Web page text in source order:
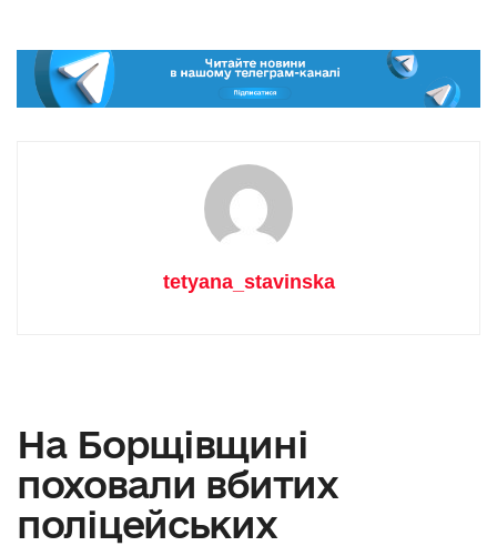
tetyana_stavinska
На Борщівщині
поховали вбитих
поліцейських